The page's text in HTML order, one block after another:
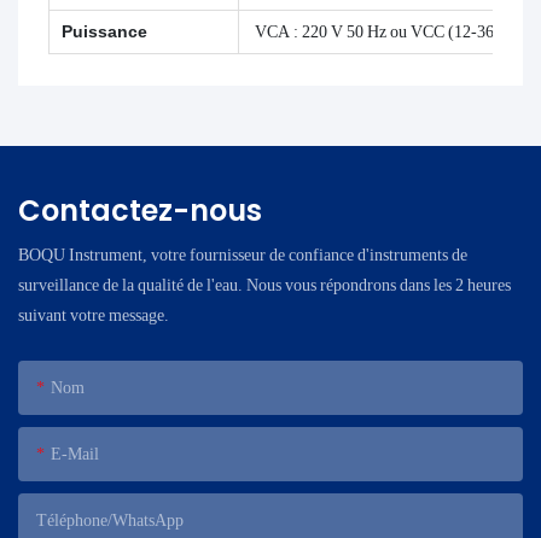
Puissance VCA : 220 V 50 Hz ou VCC (12-36) V 3
Contactez-nous
BOQU Instrument, votre fournisseur de confiance d'instruments de
surveillance de la qualité de l'eau. Nous vous répondrons dans les 2 heures
suivant votre message.
Nom
E-Mail
Téléphone/WhatsApp